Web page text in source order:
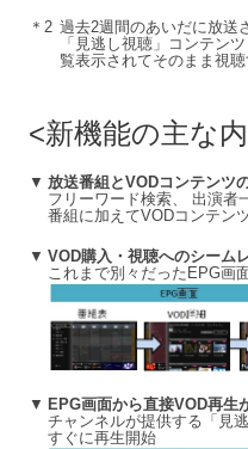
＊2 過去2週間のあいだに放送
「見逃し視聴」コンテン
覧表示されてそのまま視聴
新機能の主な
▼ 放送番組とVODコンテンツ
フリーワード検索、 出演者
番組に加えてVODコンテン
▼ VOD購入・視聴へのシーム
これまで別々だったEPG画
▼ EPG画面から直接VOD再生
チャンネルが提供する「見
すぐに再生開始